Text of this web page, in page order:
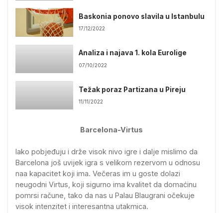
Baskonia ponovo slavila u Istanbulu
17/12/2022
Analiza i najava 1. kola Eurolige
07/10/2022
Težak poraz Partizana u Pireju
11/11/2022
Barcelona-Virtus
Iako pobjeđuju i drže visok nivo igre i dalje mislimo da
Barcelona još uvijek igra s velikom rezervom u odnosu
naa kapacitet koji ima. Večeras im u goste dolazi
neugodni Virtus, koji sigurno ima kvalitet da domaćinu
pomrsi račune, tako da nas u Palau Blaugrani očekuje
visok intenzitet i interesantna utakmica.